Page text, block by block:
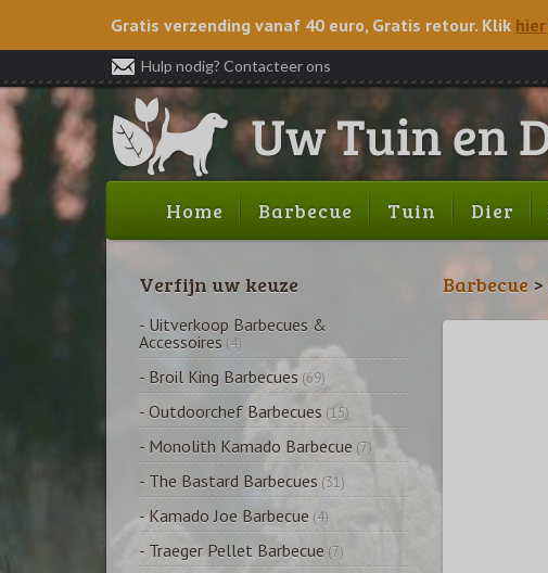
Gratis verzending vanaf 40 euro, Gratis retour. Klik hier
Hulp nodig? Contacteer ons
Home Barbecue Tuin Dier
Barbecue>
Verfijn uw keuze
- Uitverkoop Barbecues &
Accessoires (4)
- Broil King Barbecues (69)
- Outdoorchef Barbecues (15)
- Monolith Kamado Barbecue (7)
- The Bastard Barbecues (31)
- Kamado Joe Barbecue (4)
- Traeger Pellet Barbecue (7)